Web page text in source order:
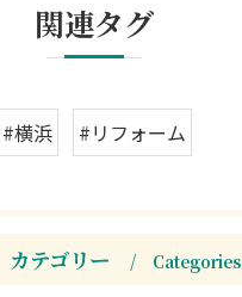
関連タグ
#横浜 #リフォーム
カテゴリー Categories